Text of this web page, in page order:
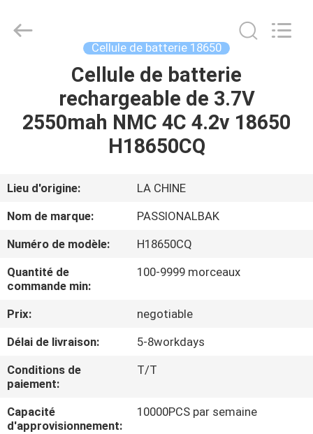
MAISON
PRODUITS
SUJET
DE
NOUS
VISITE
D'USINE
CONTRÔLE
DE
QUALITÉ
And
Export
Cellule de batterie 18650
Cellule de batterie
rechargeable de 3.7V
2550mah NMC 4C 4.2v 18650
H18650CQ
Lieu d'origine:
LA CHINE
Nom de marque:
PASSIONALBAK
Numéro de modèle:
H18650CQ
Quantité de
commande min:
100-9999 morceaux
Prix:
negotiable
Délai de livraison:
5-8workdays
Conditions de
paiement:
T/T
Capacité
d'approvisionnement:
10000PCS par semaine